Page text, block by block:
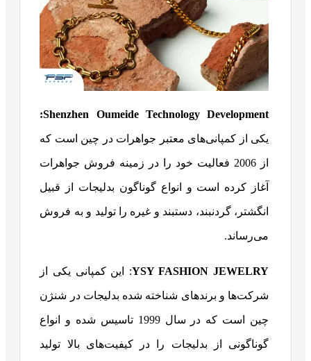
Shenzhen Oumeide Technology Development
:
یکی از کمپانی‌های معتبر جواهرات در چین است که
از 2006 فعالیت خود را در زمینه فروش جواهرات
آغاز کرده است و انواع گوناگون بدلیجات از قبیل
انگشتر، گردنبند، دستبند و غیره را تولید و به فروش
می‌رساند.
YSY FASHION JEWELRY: این کمپانی یکی از
شرکت‌ها و برندهای شناخته شده بدلیجات در شنژن
چین است که در سال 1999 تاسیس شده و انواع
گوناگونی از بدلیجات را در کیفیت‌های بالا تولید